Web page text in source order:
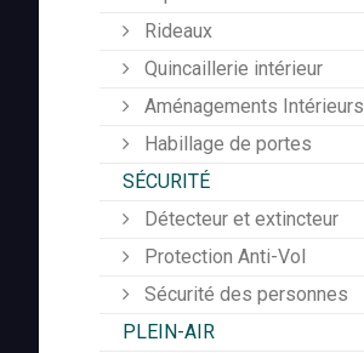
Rideaux
Quincaillerie intérieur
Aménagements Intérieurs
Habillage de portes
SÉCURITÉ
Détecteur et extincteur
Protection Anti-Vol
Sécurité des personnes
PLEIN-AIR